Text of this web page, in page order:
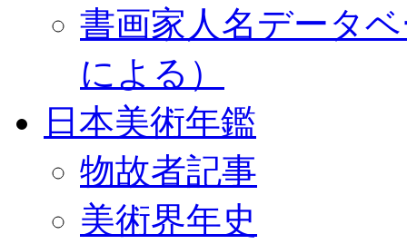
書画家人名データ
による）
日本美術年鑑
物故者記事
美術界年史